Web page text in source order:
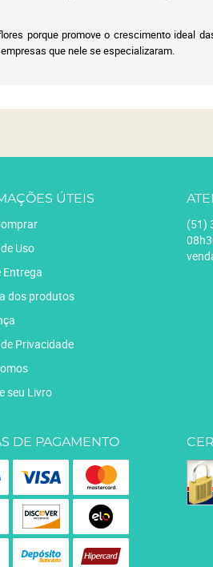
porque promove o crescimento ideal
que nele se especializaram.
ÚTEIS
Uso
Entrega
dos produtos
Privacidade
seu Livro
(51)
DE PAGAMENTO